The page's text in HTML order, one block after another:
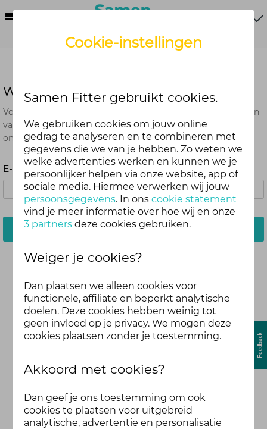
Wachtwoord vergeten?
Voer het e-mailadres in dat je hebt gebruikt bij het aanmaken
van je account. Je ontvangt van ons een e-mail met een link
om je wachtwoord opnieuw in te stellen.
E-mailadres:
Stuur mij een e-mail
Cookie-instellingen
Samen Fitter gebruikt cookies.
We gebruiken cookies om jouw online
gedrag te analyseren en te combineren met
gegevens die we van je hebben. Zo weten we
welke advertenties werken en kunnen we je
persoonlijker helpen via onze website, app of
sociale media. Hiermee verwerken wij jouw
persoonsgegevens. In onscookie statement
vind je meer informatie over hoe wij en onze
3 partners deze cookies gebruiken.
Weiger je cookies?
Dan plaatsen we alleen cookies voor
functionele, affiliate en beperkt analytische
doelen. Deze cookies hebben weinig tot
geen invloed op je privacy. We mogen deze
cookies plaatsen zonder je toestemming.
Akkoord met cookies?
Dan geef je ons toestemming om ook
cookies te plaatsen voor uitgebreid
analytische, advertentie en personalisatie